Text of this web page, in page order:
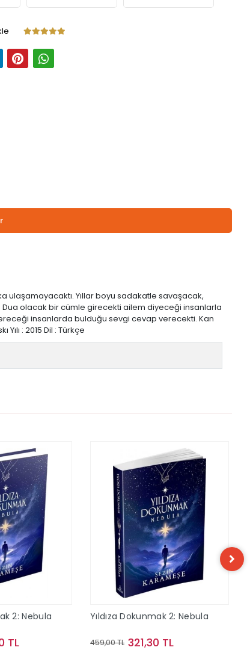
ulaşamayacaktı. Yıllar boyu sadakatle savaşacak,
Dua olacak bir cümle girecekti ailem diyeceği insanlarla
insanlarda bulduğu sevgi cevap verecekti. Kan
: 2015 Dil : Türkçe
2: Nebula
TL
Yıldıza Dokunmak 2: Nebula
459,00 TL 321,30 TL